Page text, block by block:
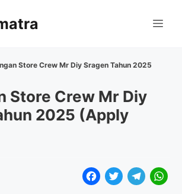
Store Crew Mr Diy Sragen Tahun 2025
Store Crew Mr Diy
2025 (Apply
F
T
T
W